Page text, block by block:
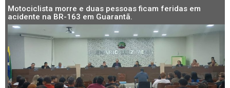
Motociclista morre e duas pessoas ficam feridas em
acidente na BR-163 em Guarantã.